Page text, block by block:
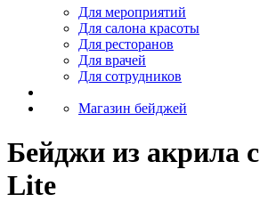
Для мероприятий
Для салона красоты
Для ресторанов
Для врачей
Для сотрудников
Магазин бейджей
Бейджи из акрила
Lite